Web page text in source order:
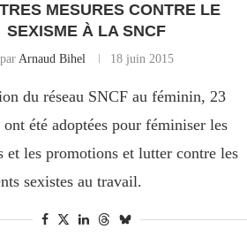
MESURES CONTRE LE
SEXISME À LA SNCF
par Arnaud Bihel 18 juin 2015
du réseau SNCF au féminin, 23
été adoptées pour féminiser les
et les promotions et lutter contre les
sexistes au travail.